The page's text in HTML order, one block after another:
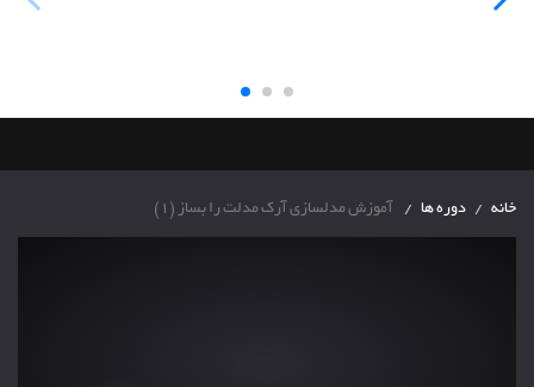
خانه دوره ها آموزش مدلسازی آرک مدلت را بساز (1)